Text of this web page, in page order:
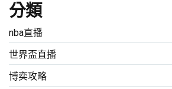
分類
nba直播
世界盃直播
博奕攻略